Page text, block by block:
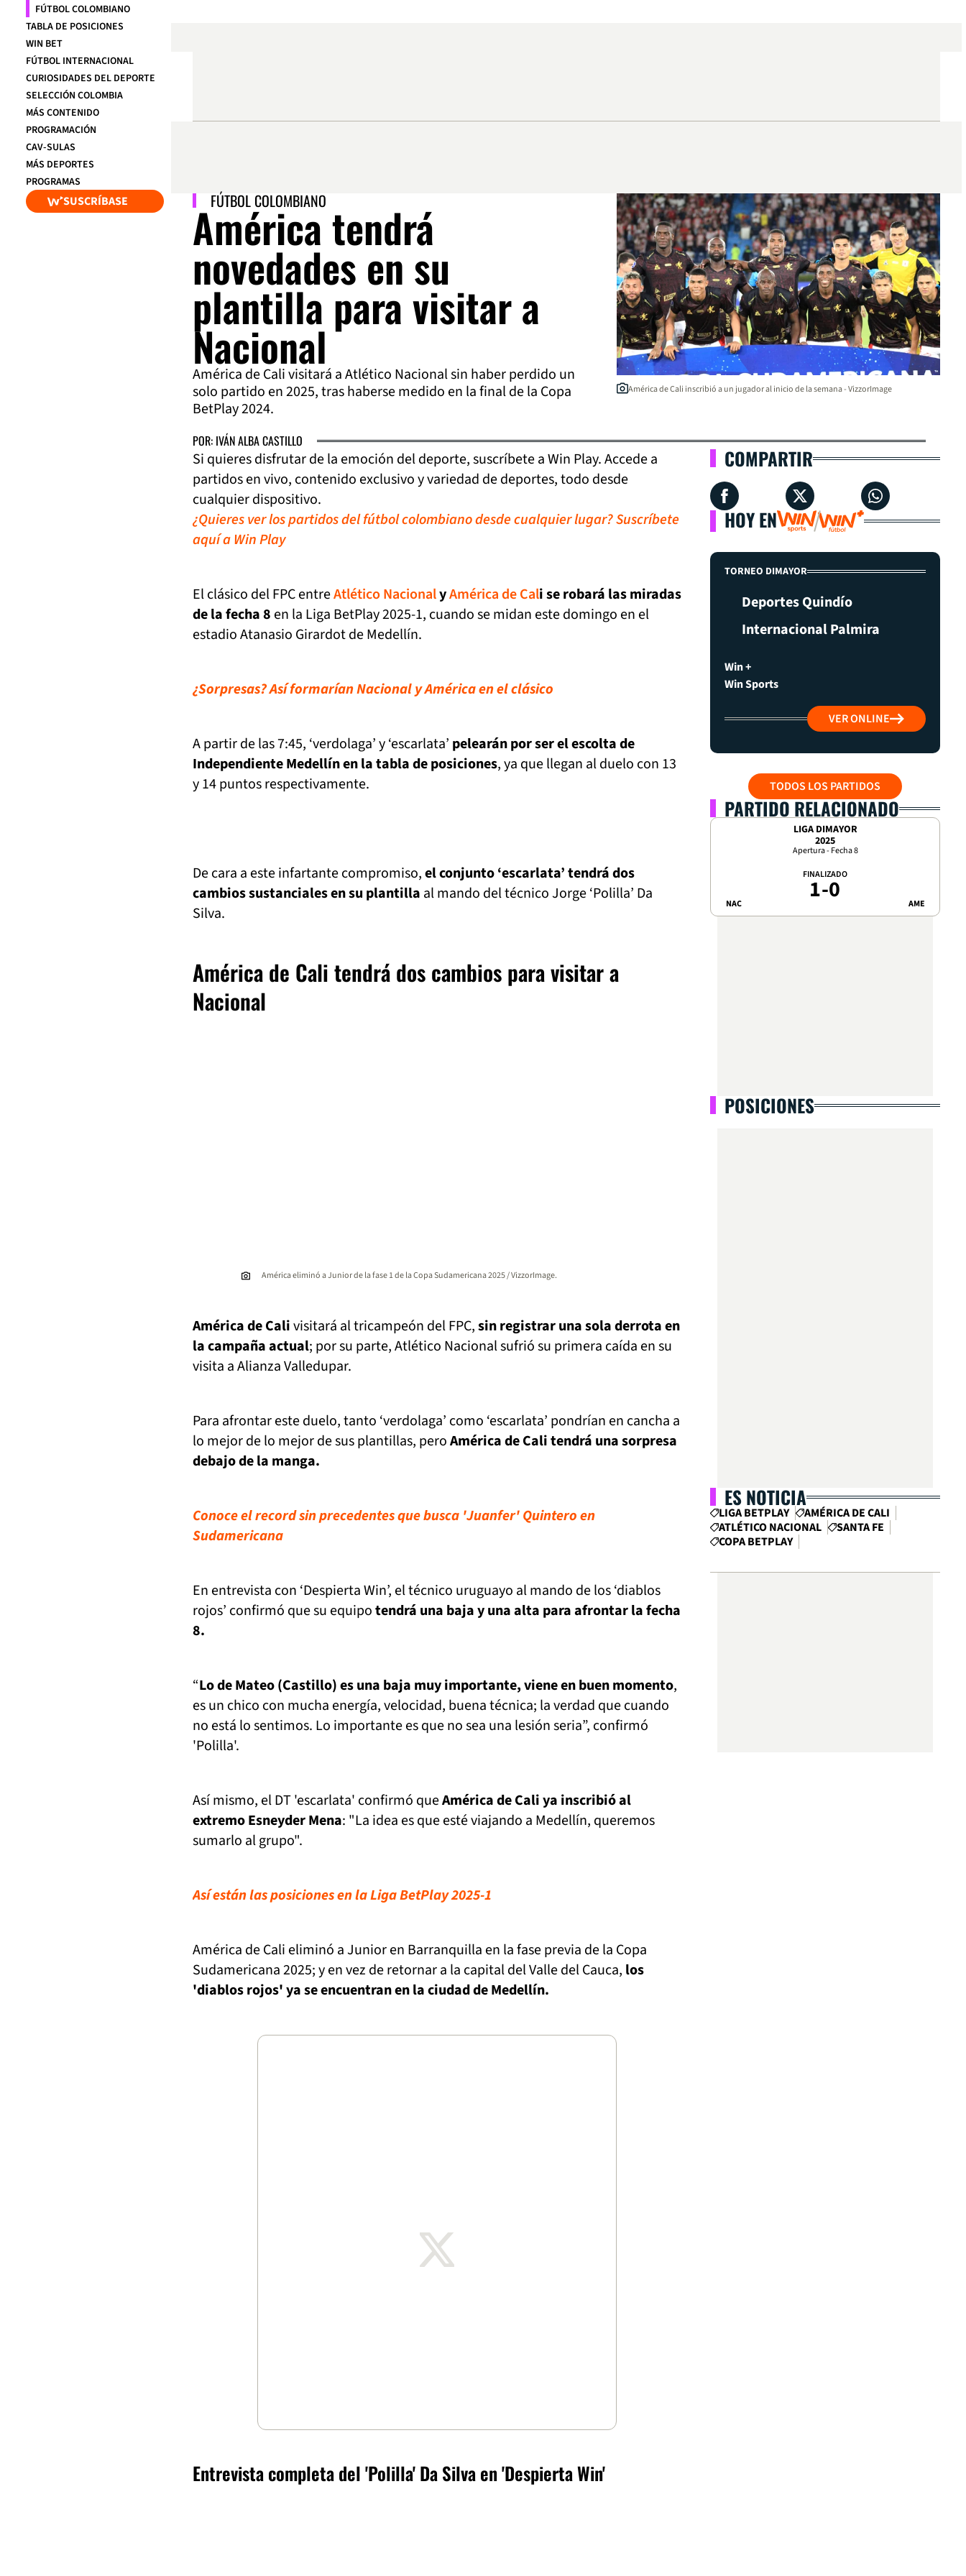
FÚTBOL COLOMBIANO
TABLA DE POSICIONES
WIN BET
FÚTBOL INTERNACIONAL
CURIOSIDADES DEL DEPORTE
SELECCIÓN COLOMBIA
MÁS CONTENIDO
PROGRAMACIÓN
CAV-SULAS
MÁS DEPORTES
PROGRAMAS
SUSCRÍBASE FÚTBOL COLOMBIANO
América tendrá
novedades en su
plantilla para visitar a
Nacional
América de Cali visitará a Atlético Nacional sin haber perdido un
solo partido en 2025, tras haberse medido en la final de la Copa
BetPlay 2024.
América de Cali inscribió a un jugador al inicio de la semana - VizzorImage
POR: IVÁN ALBA CASTILLO
Si quieres disfrutar de la emoción del deporte, suscríbete a Win Play. Accede a
partidos en vivo, contenido exclusivo y variedad de deportes, todo desde
cualquier dispositivo.
¿Quieres ver los partidos del fútbol colombiano desde cualquier lugar? Suscríbete
aquí a Win Play
El clásico del FPC entreAtlético NacionalyAmérica de Cali se robará las miradas
de la fecha 8 en la Liga BetPlay 2025-1, cuando se midan este domingo en el
estadio Atanasio Girardot de Medellín.
¿Sorpresas? Así formarían Nacional y América en el clásico
A partir de las 7:45, ‘verdolaga’ y ‘escarlata’ pelearán por ser el escolta de
Independiente Medellín en la tabla de posiciones, ya que llegan al duelo con 13
y 14 puntos respectivamente.
De cara a este infartante compromiso,el conjunto ‘escarlata’ tendrá dos
cambios sustanciales en su plantilla al mando del técnico Jorge ‘Polilla’ Da
Silva.
América de Cali tendrá dos cambios para visitar a
Nacional
América eliminó a Junior de la fase 1 de la Copa Sudamericana 2025 / VizzorImage.
América de Calivisitará al tricampeón del FPC,sin registrar una sola derrota en
la campaña actual; por su parte, Atlético Nacional sufrió su primera caída en su
visita a Alianza Valledupar.
Para afrontar este duelo, tanto ‘verdolaga’ como ‘escarlata’ pondrían en cancha a
lo mejor de lo mejor de sus plantillas, peroAmérica de Cali tendrá una sorpresa
debajo de la manga.
Conoce el record sin precedentes que busca 'Juanfer' Quintero en
Sudamericana
En entrevista con ‘Despierta Win’, el técnico uruguayo al mando de los ‘diablos
rojos’ confirmó que su equipotendrá una baja y una alta para afrontar la fecha
8.
“Lo de Mateo (Castillo) es una baja muy importante, viene en buen momento,
es un chico con mucha energía, velocidad, buena técnica; la verdad que cuando
no está lo sentimos. Lo importante es que no sea una lesión seria”, confirmó
'Polilla'.
Así mismo, el DT 'escarlata' confirmó queAmérica de Cali ya inscribió al
extremo Esneyder Mena: "La idea es que esté viajando a Medellín, queremos
sumarlo al grupo".
Así están las posiciones en la Liga BetPlay 2025-1
América de Cali eliminó a Junior en Barranquilla en la fase previa de la Copa
Sudamericana 2025; y en vez de retornar a la capital del Valle del Cauca, los
'diablos rojos' ya se encuentran en la ciudad de Medellín.
Entrevista completa del 'Polilla' Da Silva en 'Despierta Win'
COMPARTIR
HOY EN
TORNEO DIMAYOR
Deportes Quindío
Internacional Palmira
Win +
Win Sports
VER ONLINE
TODOS LOS PARTIDOS
PARTIDO RELACIONADO
LIGA DIMAYOR
2025
Apertura - Fecha 8
NAC
FINALIZADO
1-0 AME
POSICIONES
ES NOTICIA
LIGA BETPLAY
AMÉRICA DE CALI
ATLÉTICO NACIONAL
SANTA FE
COPA BETPLAY